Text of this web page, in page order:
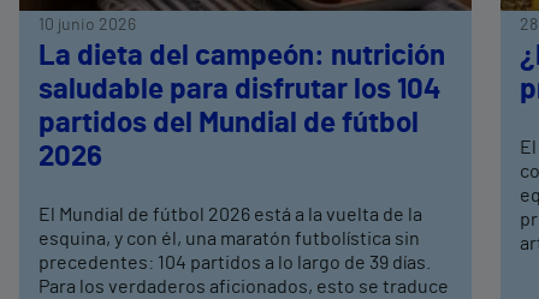
10 junio 2026
La dieta del campeón: nutrición
saludable para disfrutar los 104
partidos del Mundial de fútbol
2026
El Mundial de fútbol 2026 está a la vuelta de la
esquina, y con él, una maratón futbolística sin
precedentes: 104 partidos a lo largo de 39 días.
Para los verdaderos aficionados, esto se traduce